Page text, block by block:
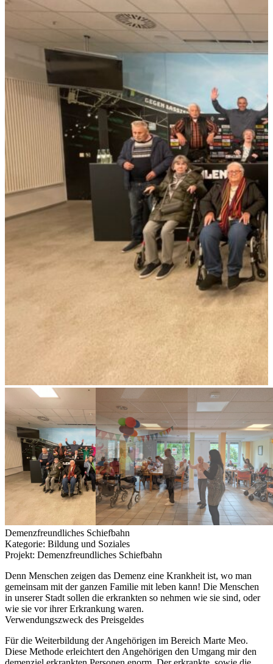
Demenzfreundliches Schiefbahn
Kategorie: Bildung und Soziales
Projekt: Demenzfreundliches Schiefbahn
Denn Menschen zeigen das Demenz eine Krankheit ist, wo man
gemeinsam mit der ganzen Familie mit leben kann! Die Menschen
in unserer Stadt sollen die erkrankten so nehmen wie sie sind, oder
wie sie vor ihrer Erkrankung waren.
Verwendungszweck des Preisgeldes
Für die Weiterbildung der Angehörigen im Bereich Marte Meo.
Diese Methode erleichtert den Angehörigen den Umgang mir den